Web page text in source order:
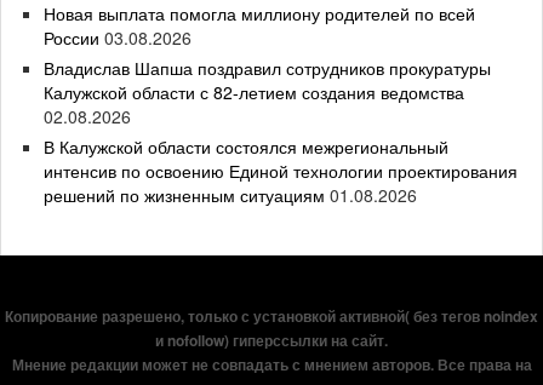
Новая выплата помогла миллиону родителей по всей
России 03.08.2026
Владислав Шапша поздравил сотрудников прокуратуры
Калужской области с 82-летием создания ведомства
02.08.2026
В Калужской области состоялся межрегиональный
интенсив по освоению Единой технологии проектирования
решений по жизненным ситуациям 01.08.2026
Копирование разрешено, только с установкой активной( без тегов noindex
и nofollow) гиперссылки на сайт.
Мнение редакции может не совпадать с мнением авторов. Все права на